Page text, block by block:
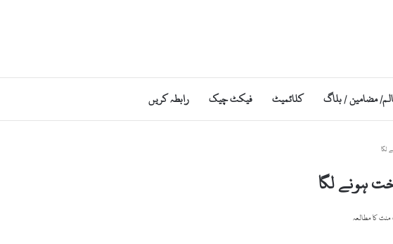
مضامین / بلاگ کلائمیٹ فیکٹ چیک رابطہ کریں
لگا
ہونے لگا
کا مطالعہ